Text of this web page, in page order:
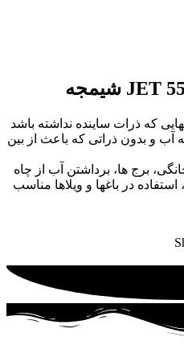
که ذرات ساینده نداشته باشد
آب و بدون ذراتی که باعث از بین
برج ها، برداشتن آب از چاه
استفاده در باغها و ویلاها مناسب